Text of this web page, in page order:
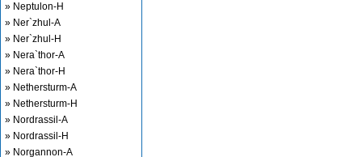
» Neptulon-H
» Ner`zhul-A
» Ner`zhul-H
» Nera`thor-A
» Nera`thor-H
» Nethersturm-A
» Nethersturm-H
» Nordrassil-A
» Nordrassil-H
» Norgannon-A